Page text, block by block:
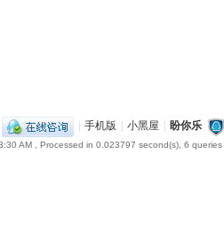
手机版 小黑屋 盼你乐
AM , Processed in 0.023797 second(s), 6 queries .